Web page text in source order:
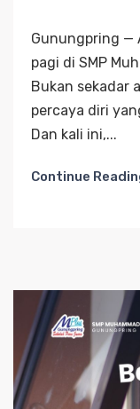
Gunungpring —
pagi di SMP
Bukan sekadar
percaya diri
Dan kali ini,...
Continue